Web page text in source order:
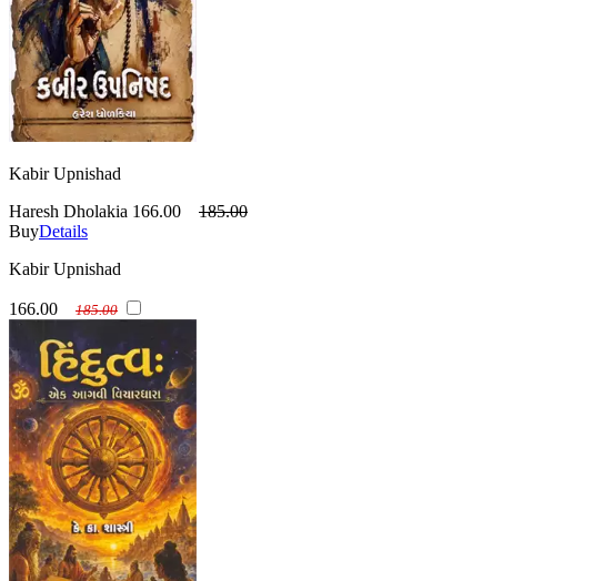
Kabir Upnishad
Haresh Dholakia 166.00
185.00
BuyDetails
Kabir Upnishad
166.00 185.00